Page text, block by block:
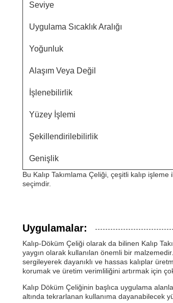
Seviye
Uygulama Sıcaklık Aralığı
Yoğunluk
Alaşım Veya Değil
İşlenebilirlik
Yüzey İşlemi
Şekillendirilebilirlik
Genişlik
Bu Kalıp Takımlama Çeliği, çeşitli kalıp
seçimdir.
Uygulamalar:
Kalıp-Döküm Çeliği olarak da bilinen Kalıp
yaygın olarak kullanılan önemli bir
sergileyerek dayanıklı ve hassas kalıplar
korumak ve üretim verimliliğini artırmak için
Kalıp Döküm Çeliğinin başlıca uygulama
altında tekrarlanan kullanıma dayanabilecek